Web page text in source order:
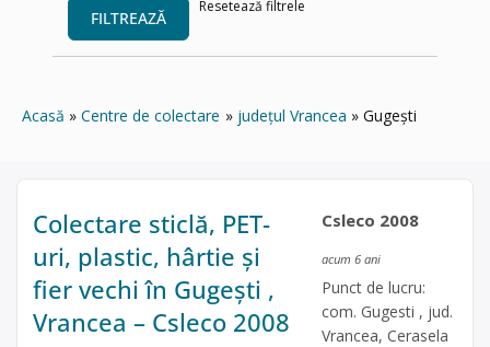
FILTREAZĂ
Resetează filtrele
Acasă Centre de colectare județul Vrancea Gugești
Colectare sticlă, PET-
uri, plastic, hârtie și
fier vechi în Gugești ,
Vrancea – Csleco 2008
Csleco 2008
acum 6 ani
Punct de lucru:
com. Gugesti , jud.
Vrancea, Cerasela